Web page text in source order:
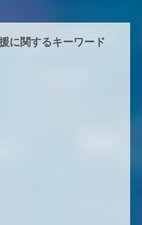
に関するキーワード